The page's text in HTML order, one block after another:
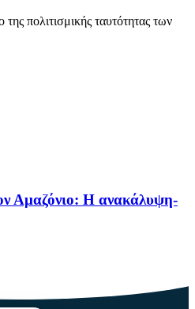
πολιτισμικής ταυτότητας των
Αμαζόνιο: Η ανακάλυψη-